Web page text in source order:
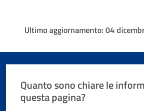
Ultimo aggiornamento: 04
Quanto sono chiare le
questa pagina?